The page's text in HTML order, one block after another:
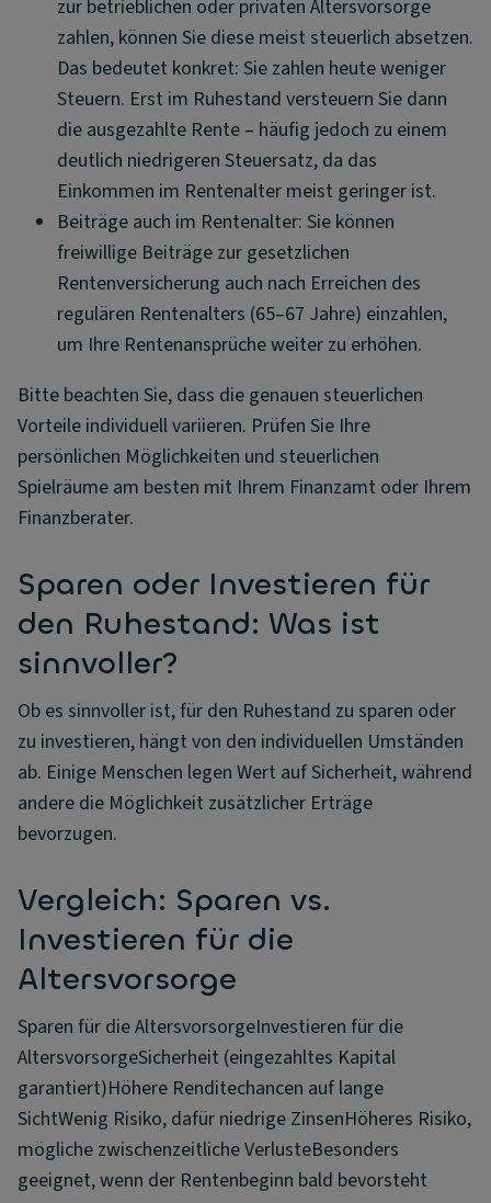
zur betrieblichen oder privaten Altersvorsorge
zahlen, können Sie diese meist steuerlich absetzen.
Das bedeutet konkret: Sie zahlen heute weniger
Steuern. Erst im Ruhestand versteuern Sie dann
die ausgezahlte Rente – häufig jedoch zu einem
deutlich niedrigeren Steuersatz, da das
Einkommen im Rentenalter meist geringer ist.
Beiträge auch im Rentenalter: Sie können
freiwillige Beiträge zur gesetzlichen
Rentenversicherung auch nach Erreichen des
regulären Rentenalters (65–67 Jahre) einzahlen,
um Ihre Rentenansprüche weiter zu erhöhen.
Bitte beachten Sie, dass die genauen steuerlichen
Vorteile individuell variieren. Prüfen Sie Ihre
persönlichen Möglichkeiten und steuerlichen
Spielräume am besten mit Ihrem Finanzamt oder Ihrem
Finanzberater.
Sparen oder Investieren für
den Ruhestand: Was ist
sinnvoller?
Ob es sinnvoller ist, für den Ruhestand zu sparen oder
zu investieren, hängt von den individuellen Umständen
ab. Einige Menschen legen Wert auf Sicherheit, während
andere die Möglichkeit zusätzlicher Erträge
bevorzugen.
Vergleich: Sparen vs.
Investieren für die
Altersvorsorge
Sparen für die AltersvorsorgeInvestieren für die
AltersvorsorgeSicherheit (eingezahltes Kapital
garantiert)Höhere Renditechancen auf lange
SichtWenig Risiko, dafür niedrige ZinsenHöheres Risiko,
mögliche zwischenzeitliche VerlusteBesonders
geeignet, wenn der Rentenbeginn bald bevorsteht